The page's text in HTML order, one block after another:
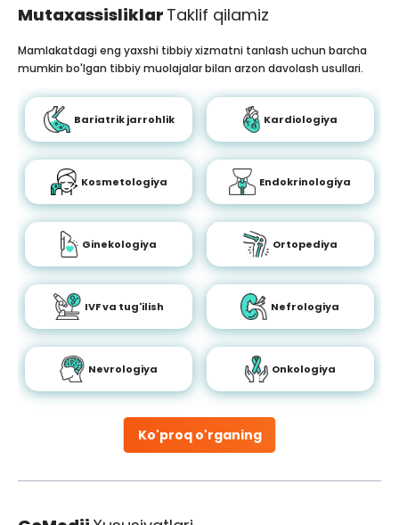
Mutaxassisliklar Taklif qilamiz
Ko'proq o'rganing
Mamlakatdagi eng yaxshi tibbiy xizmatni tanlash uchun barcha
mumkin bo'lgan tibbiy muolajalar bilan arzon davolash usullari.
Bariatrik jarrohlik Kardiologiya
Kosmetologiya Endokrinologiya
Ginekologiya Ortopediya
IVF va tug'ilish Nefrologiya
Nevrologiya Onkologiya